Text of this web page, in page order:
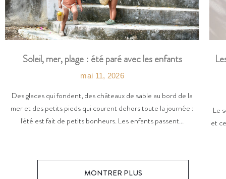
Soleil, mer, plage : été paré avec les enfants
mai 11, 2026
Des glaces qui fondent, des châteaux de sable au bord de la
mer et des petits pieds qui courent dehors toute la journée :
l'été est fait de petits bonheurs. Les enfants passent...
Le
et
MONTRER PLUS